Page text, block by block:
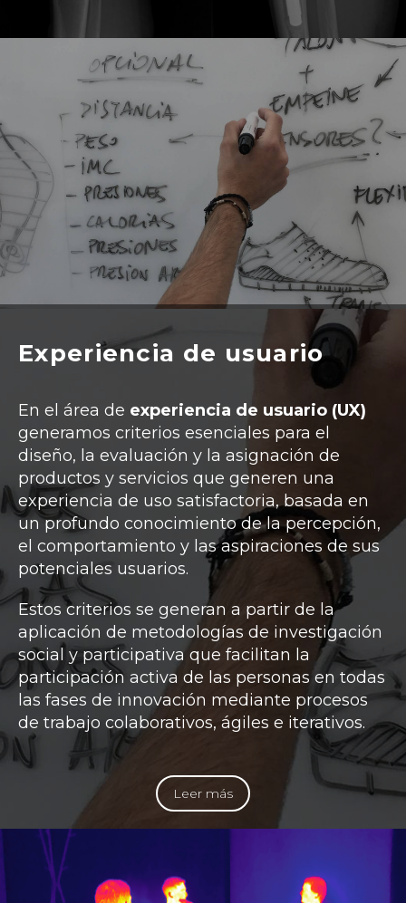
Experiencia de usuario
En el área de experiencia de usuario (UX)
generamos criterios esenciales para el
diseño, la evaluación y la asignación de
productos y servicios que generen una
experiencia de uso satisfactoria, basada en
un profundo conocimiento de la percepción,
el comportamiento y las aspiraciones de sus
potenciales usuarios.
Estos criterios se generan a partir de la
aplicación de metodologías de investigación
social y participativa que facilitan la
participación activa de las personas en todas
las fases de innovación mediante procesos
de trabajo colaborativos, ágiles e iterativos.
Leer más